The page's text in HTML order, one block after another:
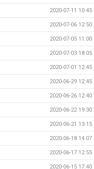
2020-07-11 10:45
2020-07-06 12:50
2020-07-05 11:00
2020-07-03 18:05
2020-07-01 12:45
2020-06-29 12:45
2020-06-26 12:40
2020-06-22 19:30
2020-06-21 13:15
2020-06-18 14:07
2020-06-17 12:55
2020-06-15 17:40